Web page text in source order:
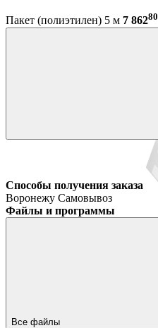
Пакет (полиэтилен) 5 м 7 86280
Способы получения заказа
Воронежу Самовывоз
Файлы и программы
Все файлы